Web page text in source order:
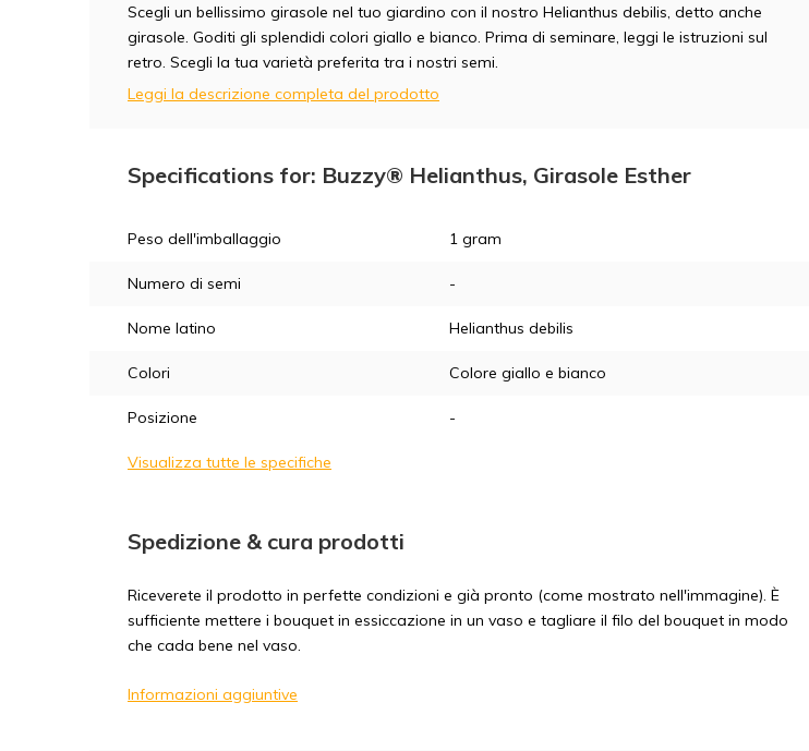
Scegli un bellissimo girasole nel tuo giardino con il nostro Helianthus debilis, detto anche
girasole. Goditi gli splendidi colori giallo e bianco. Prima di seminare, leggi le istruzioni sul
retro. Scegli la tua varietà preferita tra i nostri semi.
Leggi la descrizione completa del prodotto
Specifications for: Buzzy® Helianthus, Girasole Esther
Peso dell'imballaggio 1 gram
Numero di semi -
Nome latino Helianthus debilis
Colori Colore giallo e bianco
Posizione -
Visualizza tutte le specifiche
Spedizione & cura prodotti
Riceverete il prodotto in perfette condizioni e già pronto (come mostrato nell'immagine). È
sufficiente mettere i bouquet in essiccazione in un vaso e tagliare il filo del bouquet in modo
che cada bene nel vaso.
Informazioni aggiuntive